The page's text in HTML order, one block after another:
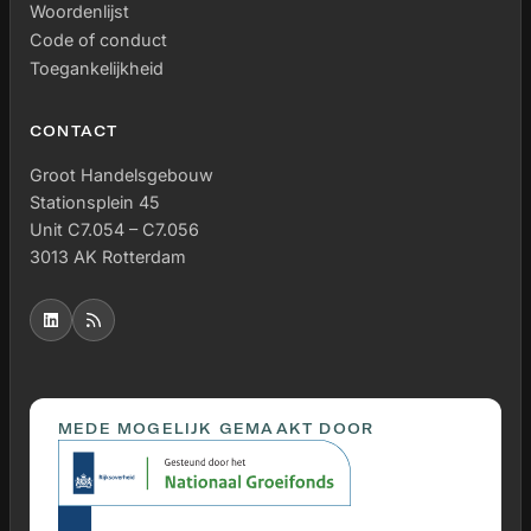
toekomstbestendige immersieve ervaringen in
educatieve omgevingen.
Woordenlijst
Code of conduct
Toegankelijkheid
CONTACT
Groot Handelsgebouw
Stationsplein 45
Unit C7.054 – C7.056
3013 AK Rotterdam
MEDE MOGELIJK GEMAAKT DOOR